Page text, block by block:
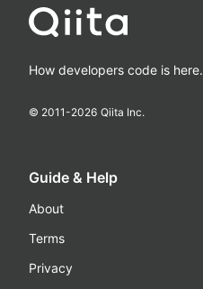
How developers code is here.
© 2011-2026 Qiita Inc.
Guide & Help
About
Terms
Privacy